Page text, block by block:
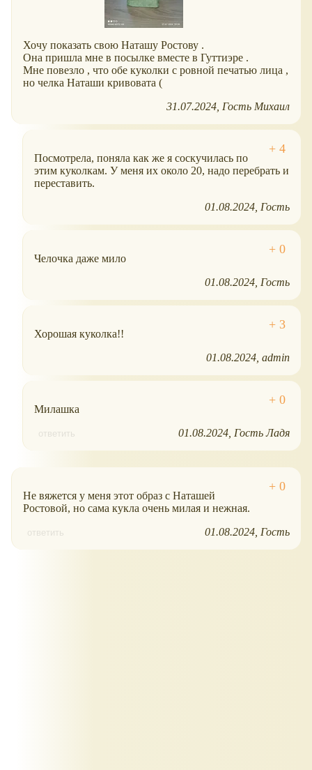
Хочу показать свою Наташу Ростову .
Она пришла мне в посылке вместе в Гуттиэре .
Мне повезло , что обе куколки с ровной печатью лица ,
но челка Наташи кривовата (
31.07.2024 Гость Михаил
Посмотрела, поняла как же я соскучилась по
этим куколкам. У меня их около 20, надо перебрать и
переставить.
01.08.2024 Гость
Челочка даже мило
01.08.2024 Гость
Хорошая куколка!!
01.08.2024 admin
Милашка
ответить 01.08.2024 Гость Ладя
Не вяжется у меня этот образ с Наташей
Ростовой, но сама кукла очень милая и нежная.
ответить 01.08.2024 Гость